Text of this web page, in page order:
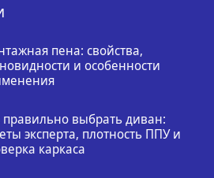
пена: свойства,
и особенности
правильно выбрать диван:
эксперта, плотность ППУ и
каркаса